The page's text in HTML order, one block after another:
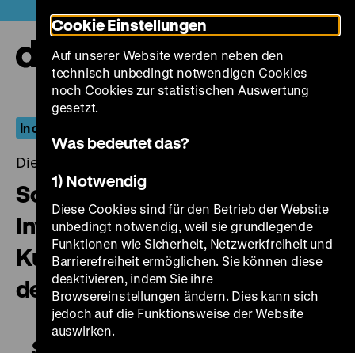
zum
Seiteninhalt
springen
In deutscher Gesellschaft
Dienstag, 11. September 2018, 20.00 - 00.00 Uhr
Soliloque 2 – La Barbarie /
Inventur Metzstraße 11 / Frau
Kutzer und andere Bewohner
der Naunynstraße
Soliloque 2 – La Barbarie /
Cookie Einstellungen
Auf unserer Website werden neben den
technisch unbedingt notwendigen Cookies
noch Cookies zur statistischen Auswertung
gesetzt.
Was bedeutet das?
1) Notwendig
Diese Cookies sind für den Betrieb der Website
unbedingt notwendig, weil sie grundlegende
Funktionen wie Sicherheit, Netzwerkfreiheit und
Barrierefreiheit ermöglichen. Sie können diese
deaktivieren, indem Sie ihre
Browsereinstellungen ändern. Dies kann sich
jedoch auf die Funktionsweise der Website
auswirken.